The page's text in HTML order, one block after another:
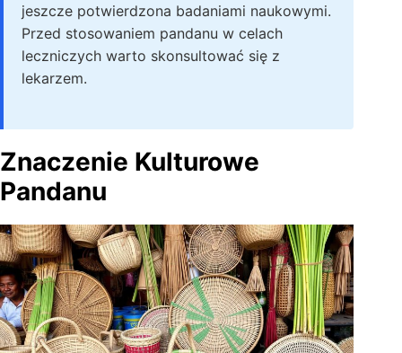
jeszcze potwierdzona badaniami naukowymi.
Przed stosowaniem pandanu w celach
leczniczych warto skonsultować się z
lekarzem.
Znaczenie Kulturowe
Pandanu